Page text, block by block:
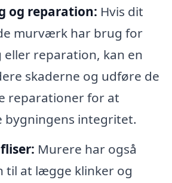
og reparation: Hvis dit
murværk har brug for
reparation, kan en
skaderne og udføre de
reparationer for at
bygningens integritet.
Murere har også
til at lægge klinker og